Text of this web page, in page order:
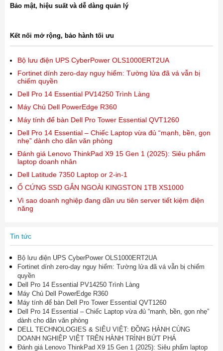
Bảo mật, hiệu suất và dễ dàng quản lý
Kết nối mở rộng, bảo hành tối ưu
Bộ lưu điện UPS CyberPower OLS1000ERT2UA
Fortinet dính zero-day nguy hiểm: Tường lửa đã vá vẫn bị
chiếm quyền
Dell Pro 14 Essential PV14250 Trình Làng
Máy Chủ Dell PowerEdge R360
Máy tính để bàn Dell Pro Tower Essential QVT1260
Dell Pro 14 Essential – Chiếc Laptop vừa đủ “mạnh, bền, gọn
nhẹ” dành cho dân văn phòng
Đánh giá Lenovo ThinkPad X9 15 Gen 1 (2025): Siêu phẩm
laptop doanh nhân
Dell Latitude 7350 Laptop or 2-in-1
Ổ CỨNG SSD GẮN NGOÀI KINGSTON 1TB XS1000
Vì sao doanh nghiệp đang dần ưu tiên server tiết kiệm điện
năng
Tin tức
Bộ lưu điện UPS CyberPower OLS1000ERT2UA
Fortinet dính zero-day nguy hiểm: Tường lửa đã vá vẫn bị chiếm
quyền
Dell Pro 14 Essential PV14250 Trình Làng
Máy Chủ Dell PowerEdge R360
Máy tính để bàn Dell Pro Tower Essential QVT1260
Dell Pro 14 Essential – Chiếc Laptop vừa đủ “mạnh, bền, gọn nhẹ”
dành cho dân văn phòng
DELL TECHNOLOGIES & SIÊU VIỆT: ĐỒNG HÀNH CÙNG
DOANH NGHIỆP VIỆT TRÊN HÀNH TRÌNH BỨT PHÁ
Đánh giá Lenovo ThinkPad X9 15 Gen 1 (2025): Siêu phẩm laptop